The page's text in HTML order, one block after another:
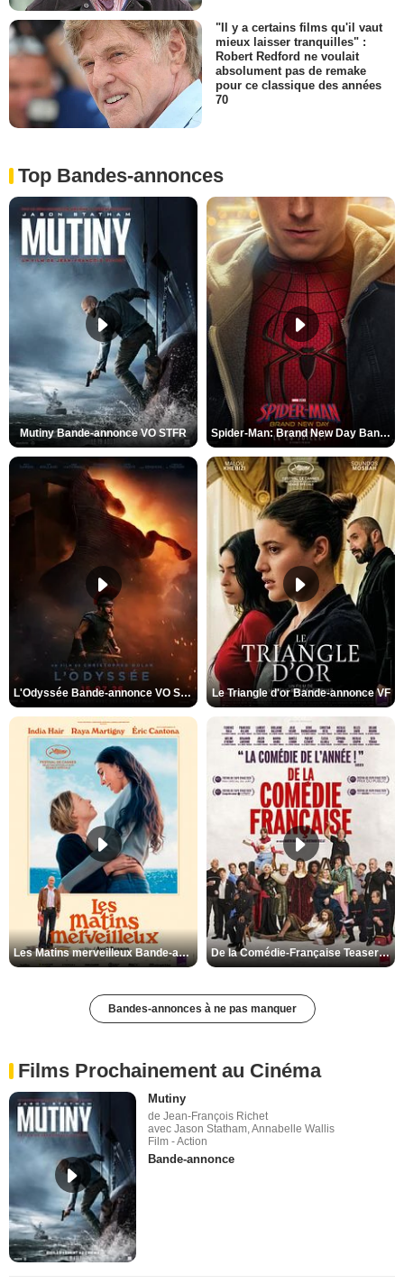
"Il y a certains films qu'il vaut
mieux laisser tranquilles" :
Robert Redford ne voulait
absolument pas de remake
pour ce classique des années
70
Top Bandes-annonces
Mutiny Bande-annonce VO STFR Spider-Man: Brand New Day Bande-annonce VO STFR
L'Odyssée Bande-annonce VO STFR Le Triangle d'or Bande-annonce VF
Les Matins merveilleux Bande-annonce VF De la Comédie-Française Teaser VF
Bandes-annonces à ne pas manquer
Films Prochainement au Cinéma
Mutiny
de Jean-François Richet
avec Jason Statham, Annabelle Wallis
Film - Action
Bande-annonce